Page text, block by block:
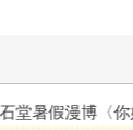
原本只是跟全校